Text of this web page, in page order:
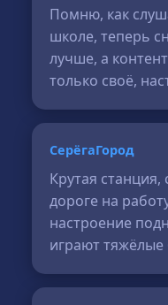
Помню, как
школе, теперь
лучше, а
только своё,
СерёгаГород
Крутая
дороге на
настроение
играют тяжёлые